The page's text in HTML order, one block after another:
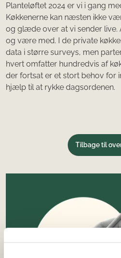
Planteløftet 2024 er vi i gang
Køkkenerne kan næsten ikke
og glæde over at vi sender live.
og være med. I de private
data i større surveys, men
hvert omfatter hundredvis af
der fortsat er et stort behov for
hjælp til at rykke dagsordenen.
Tilbage til